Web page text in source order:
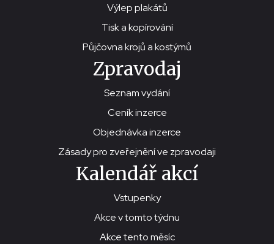
Výlep plakátů
Tisk a kopírování
Půjčovna krojů a kostýmů
Zpravodaj
Seznam vydání
Ceník inzerce
Objednávka inzerce
Zásady pro zveřejnění ve zpravodaji
Kalendář akcí
Vstupenky
Akce v tomto týdnu
Akce tento měsíc